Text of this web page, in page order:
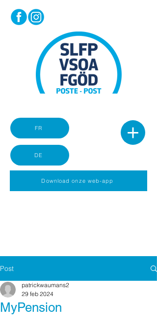
DE
FR
Download onze web-app
Post
MyPension
patrickwaumans2
29 feb 2024